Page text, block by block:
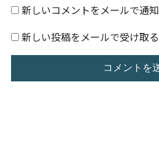
新しいコメントをメールで通知
新しい投稿をメールで受け取る